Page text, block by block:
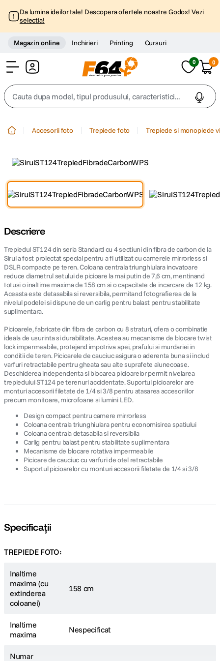
Da lumina ideilor tale! Descopera ofertele noastre Godox! Vezi
selectia!
Magazin online Inchirieri Printing Cursuri
0 0
Cauta dupa model, tipul produsului, caracteristici...
3. trepied telefon
6. canon sx740 hs
7 . card memorie
8. sony fx
9. dji mic mini
10. dji osmo pocket 4
Accesorii foto Trepiede foto Trepiede si monopiede
Descriere
Trepiedul ST124 din seria Standard cu 4 sectiuni din fibra de carbon de la
Sirui a fost proiectat special pentru a fi utilizat cu camerele mirrorless si
DSLR compacte pe teren. Coloana centrala triunghiulara inovatoare
reduce diametrul setului de picioare la mai putin de 7,6 cm, mentinand
totusi o inaltime maxima de 158 cm si o capacitate de incarcare de 12 kg.
Aceasta este detasabila si reversibila, permitand fotografierea de la
nivelul podelei si dispune de un carlig pentru balast pentru stabilitate
suplimentara.
Picioarele, fabricate din fibra de carbon cu 8 straturi, ofera o combinatie
ideala de usurinta si durabilitate. Acestea au mecanisme de blocare twist
lock impermeabile, protejand impotriva apei, prafului si murdariei in
conditii de teren. Picioarele de cauciuc asigura o aderenta buna si includ
varfuri retractabile pentru gheata sau alte suprafete alunecoase.
Deschiderea independenta si blocarea picioarelor permit nivelarea
trepiedului ST124 pe terenuri accidentate. Suportul picioarelor are
monturi accesorii filetate de 1/4 si 3/8 pentru atasarea accesoriilor
precum monitoare, microfoane si lumini LED.
Design compact pentru camere mirrorless
Coloana centrala triunghiulara pentru economisirea spatiului
Coloana centrala detasabila si reversibila
Carlig pentru balast pentru stabilitate suplimentara
Mecanisme de blocare rotativa impermeabile
Picioare de cauciuc cu varfuri de otel retractabile
Suportul picioarelor cu monturi accesorii filetate de 1/4 si 3/8
Specificații
TREPIEDE FOTO:
Inaltime
maxima (cu
extinderea
coloanei)
158 cm
Inaltime
maxima
Nespecificat
Numar